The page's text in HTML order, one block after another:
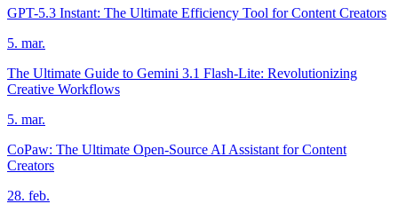
GPT-5.3 Instant: The Ultimate Efficiency Tool for Content Creators
5. mar.
The Ultimate Guide to Gemini 3.1 Flash-Lite: Revolutionizing
Creative Workflows
5. mar.
CoPaw: The Ultimate Open-Source AI Assistant for Content
Creators
28. feb.